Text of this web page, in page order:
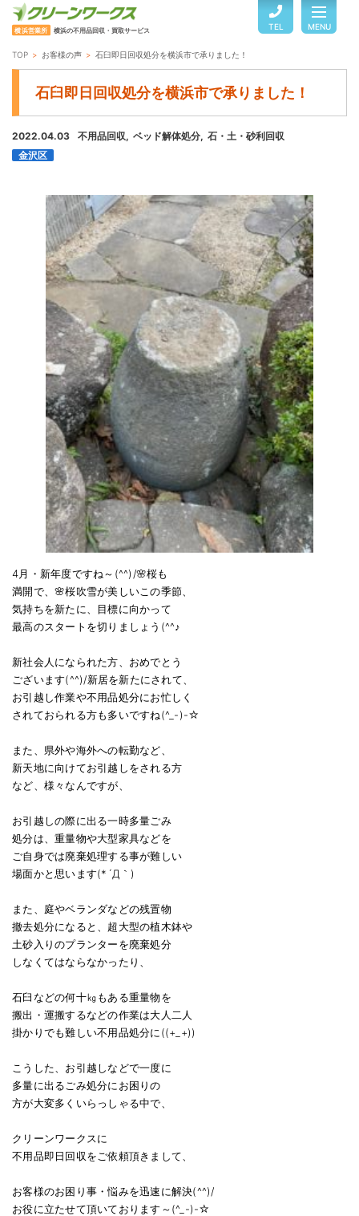
横浜営業所 横浜の不用品回収・買取サービス TEL MENU
TOP
回収品目・料金
お客様の声
お問い合わせ
会社概要
キャンペーン
WEB割引券プレゼント！
TOP お客様の声 石臼即日回収処分を横浜市で承りました！
石臼即日回収処分を横浜市で承りました！
2022.04.03 不用品回収 ベッド解体処分 石・土・砂利回収
金沢区
4月・新年度ですね～(^^)/🌸桜も
満開で、🌸桜吹雪が美しいこの季節、
気持ちを新たに、目標に向かって
最高のスタートを切りましょう(^^♪
新社会人になられた方、おめでとう
ございます(^^)/新居を新たにされて、
お引越し作業や不用品処分にお忙しく
されておられる方も多いですね(^_-)-☆
また、県外や海外への転勤など、
新天地に向けてお引越しをされる方
など、様々なんですが、
お引越しの際に出る一時多量ごみ
処分は、重量物や大型家具などを
ご自身では廃棄処理する事が難しい
場面かと思います(*´Д｀)
また、庭やベランダなどの残置物
撤去処分になると、超大型の植木鉢や
土砂入りのプランターを廃棄処分
しなくてはならなかったり、
石臼などの何十㎏もある重量物を
搬出・運搬するなどの作業は大人二人
掛かりでも難しい不用品処分に((+_+))
こうした、お引越しなどで一度に
多量に出るごみ処分にお困りの
方が大変多くいらっしゃる中で、
クリーンワークスに
不用品即日回収をご依頼頂きまして、
お客様のお困り事・悩みを迅速に解決(^^)/
お役に立たせて頂いております～(^_-)-☆